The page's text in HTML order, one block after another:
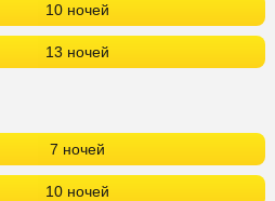
10 ночей
13 ночей
7 ночей
10 ночей